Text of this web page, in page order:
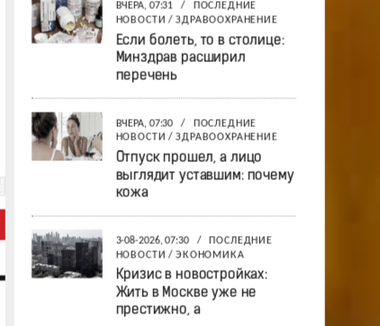
ВЧЕРА, 07:31 /
ПОСЛЕДНИЕ
НОВОСТИ / ЗДРАВООХРАНЕНИЕ
Если болеть, то в столице:
Минздрав расширил
перечень
ВЧЕРА, 07:30 /
ПОСЛЕДНИЕ
НОВОСТИ / ЗДРАВООХРАНЕНИЕ
Отпуск прошел, а лицо
выглядит уставшим: почему
кожа
3-08-2026, 07:30 /
ПОСЛЕДНИЕ
НОВОСТИ / ЭКОНОМИКА
Кризис в новостройках:
Жить в Москве уже не
престижно, а